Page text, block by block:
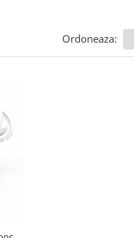
Ordoneaza: